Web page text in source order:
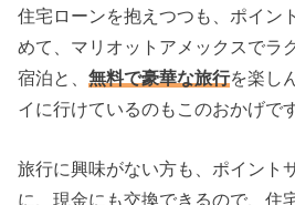
住宅ローンを抱えつつも、ポイン
めて、マリオットアメックスでラ
宿泊と、無料で豪華な旅行を楽し
イに行けているのもこのおかげで
旅行に興味がない方も、ポイント
に、現金にも交換できるので、住